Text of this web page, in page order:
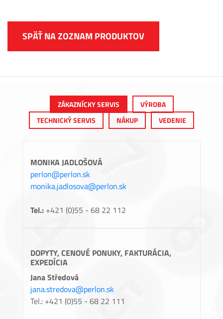
SPÄŤ NA ZOZNAM PRODUKTOV
ZÁKAZNÍCKY SERVIS
VÝROBA
TECHNICKÝ SERVIS
NÁKUP VEDENIE
MONIKA JADLOŠOVÁ
perlon@perlon.sk
monika.jadlosova@perlon.sk
Tel.: +421 (0)55 - 68 22 112
DOPYTY, CENOVÉ PONUKY, FAKTURÁCIA,
EXPEDÍCIA
Jana Středová
jana.stredova@perlon.sk
Tel.: +421 (0)55 - 68 22 111